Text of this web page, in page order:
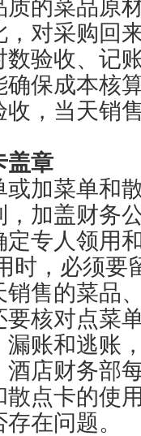
质的菜品原
对采购回
验收、记
保成本核
，当天销
章
加菜单和散
加盖财务
专人领用
时，必须要
售的菜品
核对点菜
账和逃账
店财务部
点卡的使
在问题。